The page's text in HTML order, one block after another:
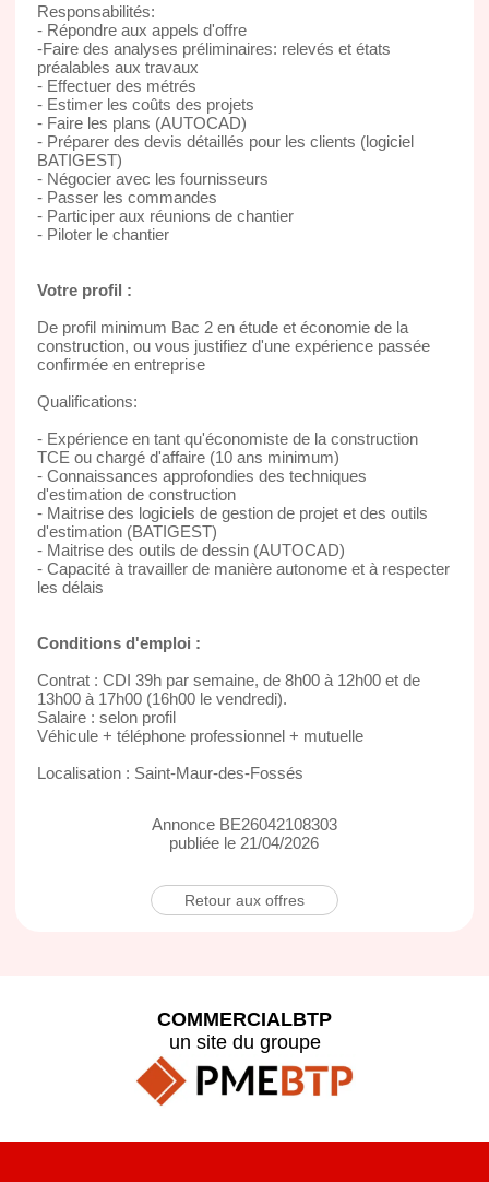
Responsabilités:
- Répondre aux appels d'offre
-Faire des analyses préliminaires: relevés et états
préalables aux travaux
- Effectuer des métrés
- Estimer les coûts des projets
- Faire les plans (AUTOCAD)
- Préparer des devis détaillés pour les clients (logiciel
BATIGEST)
- Négocier avec les fournisseurs
- Passer les commandes
- Participer aux réunions de chantier
- Piloter le chantier
Votre profil :
De profil minimum Bac 2 en étude et économie de la
construction, ou vous justifiez d'une expérience passée
confirmée en entreprise
Qualifications:
- Expérience en tant qu'économiste de la construction
TCE ou chargé d'affaire (10 ans minimum)
- Connaissances approfondies des techniques
d'estimation de construction
- Maitrise des logiciels de gestion de projet et des outils
d'estimation (BATIGEST)
- Maitrise des outils de dessin (AUTOCAD)
- Capacité à travailler de manière autonome et à respecter
les délais
Conditions d'emploi :
Contrat : CDI 39h par semaine, de 8h00 à 12h00 et de
13h00 à 17h00 (16h00 le vendredi).
Salaire : selon profil
Véhicule + téléphone professionnel + mutuelle
Localisation : Saint-Maur-des-Fossés
Annonce BE26042108303
publiée le 21/04/2026
Retour aux offres
COMMERCIALBTP
un site du groupe